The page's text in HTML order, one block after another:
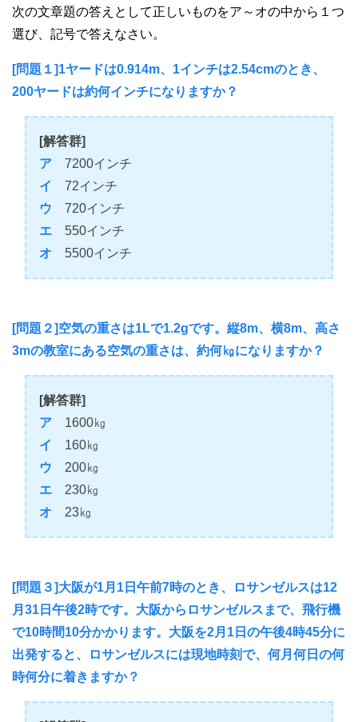
次の文章題の答えとして正しいものをア～オの中から１つ
選び、記号で答えなさい。
[問題１]1ヤードは0.914m、1インチは2.54cmのとき、
200ヤードは約何インチになりますか？
[解答群]
ア 7200インチ
イ
72インチ
ウ 720インチ
エ 550インチ
オ 5500インチ
[問題２]空気の重さは1Lで1.2gです。縦8m、横8m、高さ
3mの教室にある空気の重さは、約何㎏になりますか？
[解答群]
ア 1600㎏
イ
160㎏
ウ 200㎏
エ 230㎏
オ 23㎏
[問題３]大阪が1月1日午前7時のとき、ロサンゼルスは12
月31日午後2時です。大阪からロサンゼルスまで、飛行機
で10時間10分かかります。大阪を2月1日の午後4時45分に
出発すると、ロサンゼルスには現地時刻で、何月何日の何
時何分に着きますか？